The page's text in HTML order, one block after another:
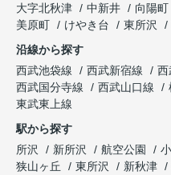
大字北秋津
中新井 向陽町
美原町
けやき台 東所沢
沿線から探す
西武池袋線
西武新宿線 西
西武国分寺線
西武山口線
東武東上線
駅から探す
所沢
新所沢 航空公園
狭山ヶ丘
東所沢 新秋津